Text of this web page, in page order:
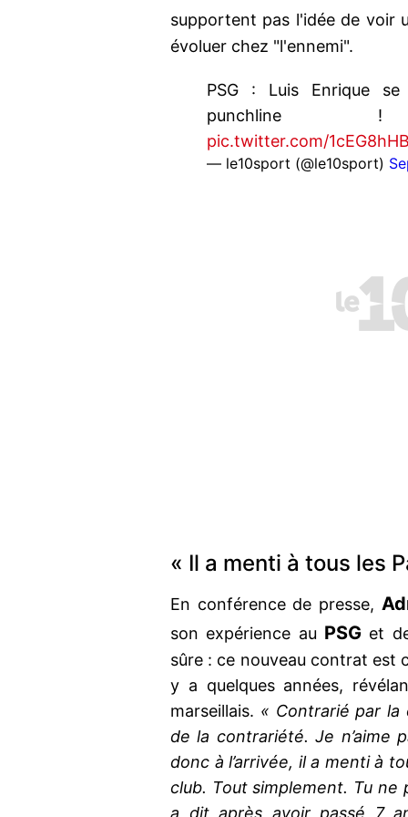
supportent pas l'idée de voir
évoluer chez "l'ennemi".
PSG : Luis Enrique
pic.twitter.com/
— le10sport (@le10sport)
« Il a menti à tous les
En conférence de presse,
son expérience au PSG et
sûre : ce nouveau contrat est
y a quelques années,
marseillais. « Contrarié par la
de la contrariété. Je n’aime
donc à l’arrivée, il a menti à
club. Tout simplement. Tu ne
a dit après avoir passé 7